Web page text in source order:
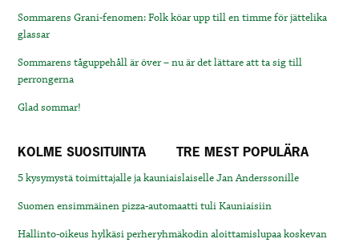
Sommarens Grani-fenomen: Folk köar upp till en timme för jättelika
glassar
Sommarens tåguppehåll är över – nu är det lättare att ta sig till
perrongerna
Glad sommar!
KOLME SUOSITUINTA TRE MEST POPULÄRA
5 kysymystä toimittajalle ja kauniaislaiselle Jan Anderssonille
Suomen ensimmäinen pizza-automaatti tuli Kauniaisiin
Hallinto-oikeus hylkäsi perheryhmäkodin aloittamislupaa koskevan